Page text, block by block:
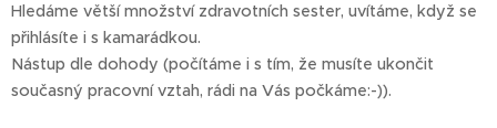
Hledáme větší množství zdravotních sester, uvítáme, když se
přihlásíte i s kamarádkou.
Nástup dle dohody (počítáme i s tím, že musíte ukončit
současný pracovní vztah, rádi na Vás počkáme:-)).